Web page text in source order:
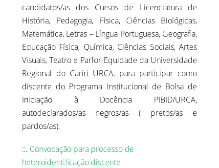
candidatos/as dos Cursos de Licenciatura de
História, Pedagogia, Física, Ciências Biológicas,
Matemática, Letras – Língua Portuguesa, Geografia,
Educação Física, Química, Ciências Sociais, Artes
Visuais, Teatro e Parfor-Equidade da Universidade
Regional do Cariri URCA, para participar como
discente do Programa Institucional de Bolsa de
Iniciação à Docência PIBID/URCA,
autodeclarados/as negros/as ( pretos/as e
pardos/as).
::. Convocação para processo de
heteroidentificação discente